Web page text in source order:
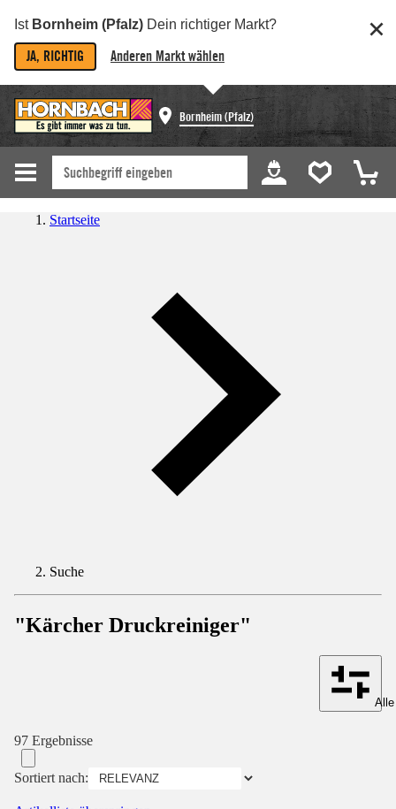
Ist Bornheim (Pfalz) Dein richtiger Markt?
JA, RICHTIG Anderen Markt wählen
Bornheim (Pfalz)
Startseite
Suche
"Kärcher Druckreiniger"
97 Ergebnisse
Sortiert nach: